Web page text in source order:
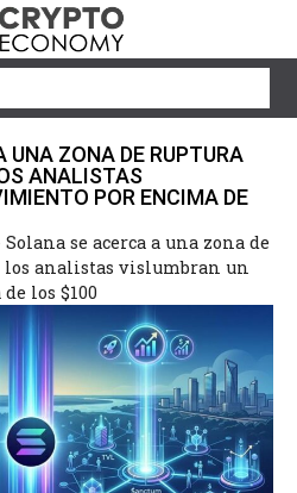
UNA ZONA DE RUPTURA
ANALISTAS
POR ENCIMA DE
Solana se acerca a una zona de
analistas vislumbran un
los $100